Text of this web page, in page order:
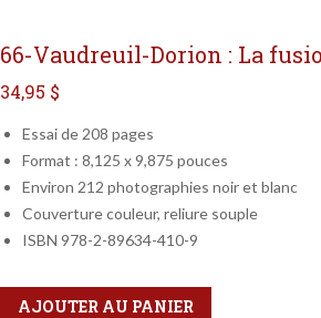
66-Vaudreuil-Dorion : La
34,95 $
Essai de 208 pages
Format : 8,125 x 9,875 pouces
Environ 212 photographies noir et blanc
Couverture couleur, reliure souple
ISBN 978-2-89634-410-9
Qté
Format
AJOUTER AU PANIER